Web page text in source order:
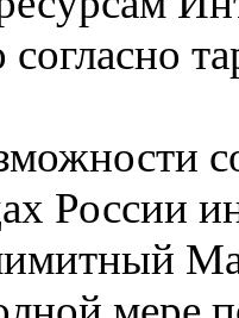
согласно
России